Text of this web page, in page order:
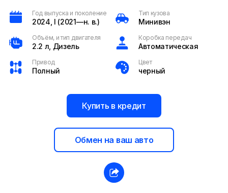
Год выпуска и поколение
2024, I (2021—н. в.)
Тип кузова
Минивэн
Объём, и тип двигателя
2.2 л, Дизель
Коробка передач
Автоматическая
Привод
Полный
Цвет
черный
Купить в кредит
Обмен на ваш авто